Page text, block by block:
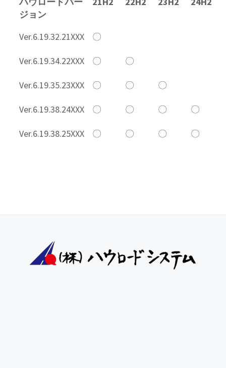
ジョン
Ver.6.19.32.21XXX 〇
Ver.6.19.34.22XXX 〇 〇
Ver.6.19.35.23XXX 〇 〇 〇
Ver.6.19.38.24XXX 〇 〇 〇 〇
Ver.6.19.38.25XXX 〇 〇 〇 〇